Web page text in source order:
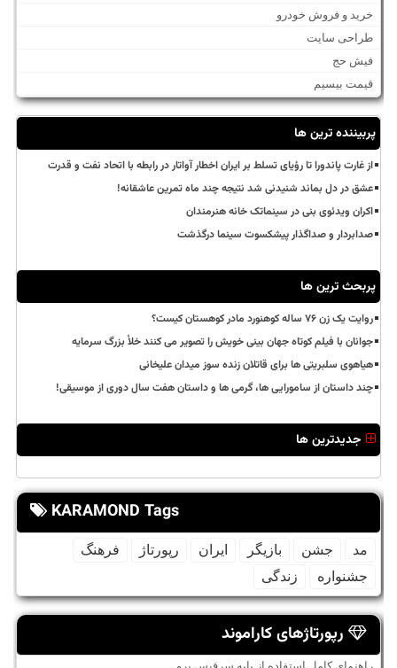
خرید و فروش خودرو
طراحی سایت
فیش حج
قیمت بیسیم
پربیننده ترین ها
از غارت پاندورا تا رؤیای تسلط بر ایران اخطار آواتار در رابطه با اتحاد نفت و قدرت
عشق در دل بماند شنیدنی شد نتیجه چند ماه تمرین عاشقانه!
اکران ویدئوی بنی در سینماتک خانه هنرمندان
صدابردار و صداگذار پیشکسوت سینما درگذشت
پربحث ترین ها
روایت یک زن ۷۶ ساله کوهنورد مادر کوهستان کیست؟
جوانان با فیلم کوتاه جهان بینی خویش را تصویر می کنند خلأ بزرگ سرمایه
هیاهوی سلبریتی ها برای قاتلان زنده سوز میدان علیخانی
چند داستان از سامورایی ها، گرمی ها و داستان هفت سال دوری از موسیقی!
جدیدترین ها
KARAMOND Tags
مد جشن بازیگر ایران رپورتاژ
فرهنگ
جشنواره
زندگی
رپورتاژهای کاراموند